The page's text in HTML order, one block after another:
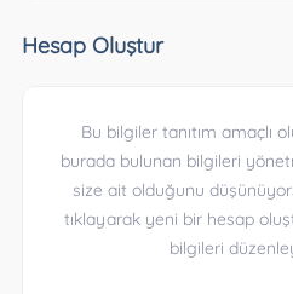
Hesap Oluştur
Bu bilgiler tanıtım amaçlı
burada bulunan bilgileri
size ait olduğunu
tıklayarak yeni bir hesap
bilgileri